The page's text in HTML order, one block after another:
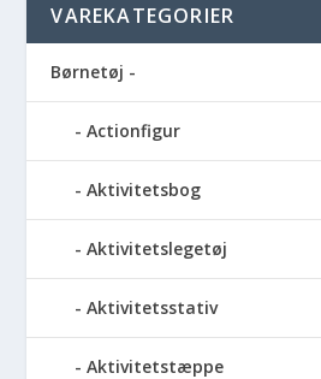
VAREKATEGORIER
Børnetøj -
Actionfigur
Aktivitetsbog
Aktivitetslegetøj
Aktivitetsstativ
Aktivitetstæppe